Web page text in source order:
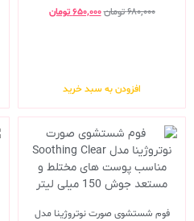
۶۸۰,۰۰۰تومان۶۵۰,۰۰۰ تومان
افزودن به سبد خرید
فوم شستشوی صورت نوتروژینا مدل